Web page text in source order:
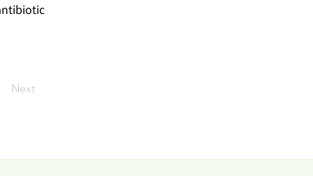
Next